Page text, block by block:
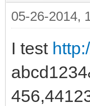
05-26-2014,
I test